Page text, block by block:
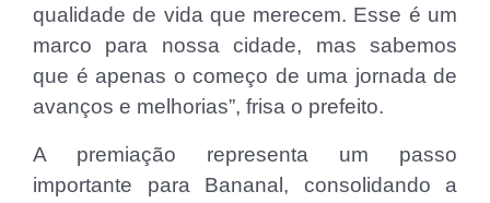
qualidade de vida que merecem. Esse é um
marco para nossa cidade, mas sabemos
que é apenas o começo de uma jornada de
avanços e melhorias”, frisa o prefeito.
A premiação representa um passo
importante para Bananal, consolidando a